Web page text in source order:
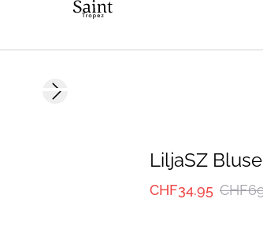
Next slide
LiljaSZ Bluse
CHF34.95